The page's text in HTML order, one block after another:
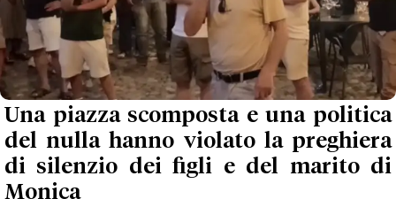
Una piazza scomposta e una politica
del nulla hanno violato la preghiera
di silenzio dei figli e del marito di
Monica